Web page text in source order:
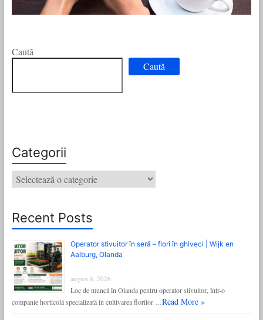
Caută
Caută
Categorii
Categorii
Recent Posts
Operator stivuitor în seră – flori în ghiveci | Wijk en
Aalburg, Olanda
august 8, 2026
Loc de muncă în Olanda pentru operator stivuitor, într-o
companie horticolă specializată în cultivarea florilor … Read More »